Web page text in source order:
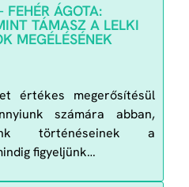
FEHÉR ÁGOTA:
TÁMASZ A LELKI
MEGÉLÉSÉNEK
értékes megerősítésül
számára abban,
történéseinek a
figyeljünk…